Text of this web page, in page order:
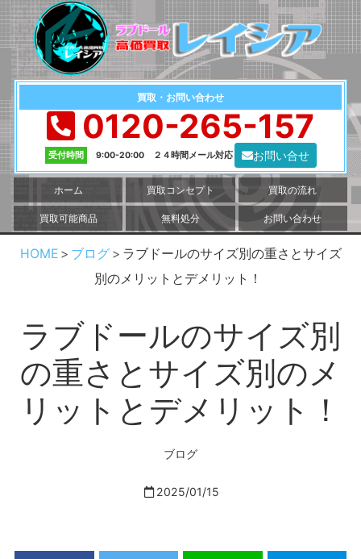
買取・お問い合わせ
0120-265-157
受付時間 9:00-20:00 ２４時間メール対応 お問い合せ
ホーム 買取コンセプト 買取の流れ
買取可能商品 無料処分 お問い合わせ
HOME ブログ
ラブドールのサイズ別の重さとサイズ
別のメリットとデメリット！
ラブドールのサイズ別
の重さとサイズ別のメ
リットとデメリット！
ブログ
2025/01/15